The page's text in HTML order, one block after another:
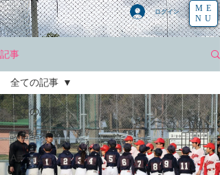
ログイン
ME
NU
記事
全ての記事
試合結果
Aチーム
全ての記事